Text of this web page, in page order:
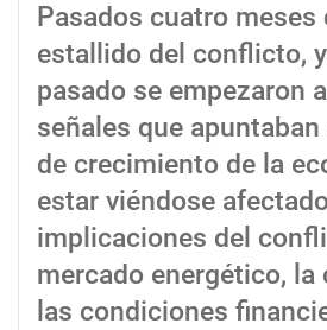
Pasados cuatro meses
estallido del conflicto,
pasado se empezaron
señales que
de crecimiento de la
estar viéndose
implicaciones del
mercado energético, la
las condiciones